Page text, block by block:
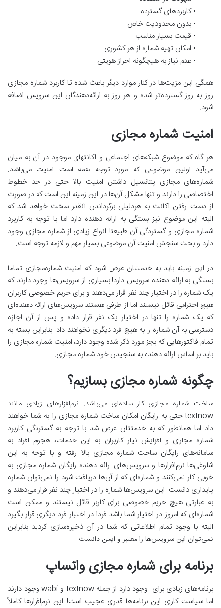
• کاربردهای گسترده
• بدون محدودیت خاص
• قیمت بسیار مناسب
• امکان تهیه شماره از هر کشوری
• عدم نیاز به هیچگونه احراز هویتی
همگی این مزیت‌ها در کنار موارد دیگر باعث شده تا کاربرد شماره مجازی
روز به روز گسترده‌تر شده و هر روز به ارائه‌دهندگان این سرویس اضافه
شود.
امنیت شماره مجازی
هر گاه که موضوع شبکه‌های اجتماعی و اکانتهای موجود در آن به میان
می‌آید اولین موضوعی که مورد توجه همه است امنیت می‌باشد.
شماره‌های مجازی پتانسیل داشتن امنیت بالا حتی در حد خطوط
اختصاصی را دارند و تنها مشکل آن‌ها در این زمینه این است که در صورت
از دست رفتن اکانت به هردلیلی برگرداندن آنقدر سخت خواهد شد که
البته این موضوع نیز بستگی به ارائه دهنده دارد اما با توجه به کاربرد
شماره مجازی و گستردگی آن طبیعتا انواع زیادی از شماره مجازی وجود
دارد و بحث سنجش امنیت آن موضوعی بسیار مهم و لازمه توجه است.
در این زمینه باید به خدمتتان عرض شود که امنیت شماره‌مجازی تماما
بستگی به ارائه دهنده سرویس دارد! بسیاری از سرویس‌ها وجود دارند که
یک شماره را در اختیار چند نفر قرار می‌دهند و برای حریم خصوصی کاربران
هیچ احترامی قائل نیستند اما از طرفی هستند سرویس‌های ارائه دهنده‌ای
که یک شماره را تنها در اختیار یک نفر قرار داده و پس از آن اجازه
دسترسی به آن شماره را به هیچ فرد دیگری نخواهند داد. بنابراین بسته به
تمام فاکتور‌هایی که بجز مورد ذکر شده وجود دارد، امنیت شماره مجازی را
باید بر اساس ارائه دهنده به سنجیدن خود شماره مجازی.
چگونه شماره مجازی بسازیم؟
ساخت شماره مجازی کار ساده‌ای می‌باشد. نرم‌افزار‌های زیادی مانند
textnow حتی به رایگان امکان ساخت شماره مجازی را به شما خواهند
داد اما همانطور که به خدمتتان عرض شد با توجه به گستردگی کاربرد
شماره مجازی و افزایش نیاز کاربران به این خدمات، هجوم افراد به
سامانه‌های رایگان ساخت شماره مجازی بالا رفته و با توجه به این
شلوغی‌ها نرم‌افزار‌ها و سرویس‌های ارائه دهنده رایگان شماره مجازی به
خوبی کار نمی‌کنند و شماره‌ای که از آن‌ها دریافت شود را نمی‌توان شماره
پایداری دانست. این سرویس‌ها شماره را در اختیار چند نفر قرار می‌دهند و
به عبارتی هیچ حریم خصوصی برای کاربر قائل نیستند و ممکن است
شماره‌ای که امروز در اختیار شما باشد فردا در اختیار فرد دیگری قرار بگیرد
البته با وجود تمام اطلاعاتی که شما در آن ذخیره‌سازی کردید بنابراین
نمی‌توان این سرویس‌ها را معتبر و ایمن دانست.
برنامه برای شماره مجازی واتساپ
برنامه‌های زیادی برای وجود دارد از جمله textnow و wabi وجود دارند
اما سیاست کاری این برنامه‌ها قدری عجیب است! این نرم‌افزار‌ها کاملاً